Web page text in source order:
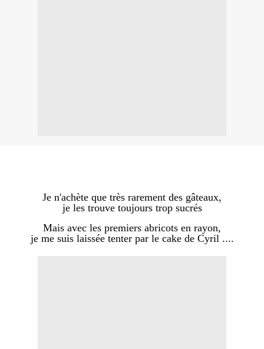
Je n'achète que très rarement des gâteaux,
je les trouve toujours trop sucrés
Mais avec les premiers abricots en rayon,
je me suis laissée tenter par le cake de Cyril ....